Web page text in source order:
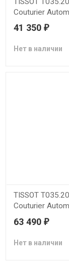
Couturier
41 350 ₽
Нет в наличии
TISSOT
Couturier
63 490 ₽
Нет в наличии